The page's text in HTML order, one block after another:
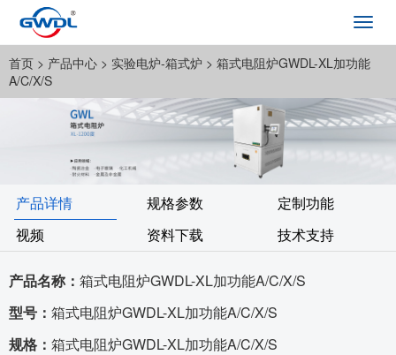
首页 > 产品中心 > 实验电炉-箱式炉 > 箱式电阻炉GWDL-XL加功能
A/C/X/S
产品详情 规格参数
定制功能
视频
资料下载 技术支持
产品名称： 箱式电阻炉GWDL-XL加功能A/C/X/S
型号： 箱式电阻炉GWDL-XL加功能A/C/X/S
规格： 箱式电阻炉GWDL-XL加功能A/C/X/S